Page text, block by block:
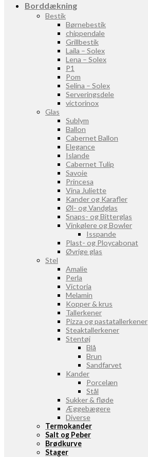
Borddækning
Bestik
Børnebestik
chippendale
Grillbestik
Laila – Solex
Lena – Solex
P1
Pom
Selina – Solex
Serveringsdele
victorinox
Glas
Sublym
Ballon
Cabernet Ballon
Elegance
Islande
Cabernet Tulip
Savoie
Princesa
Vina Juliette
Kander og Karafler
Øl- og Vandglas
Snaps- og Bitterglas
Vinkølere og Bowler
Isspande
Plast- og Ploycabonat
Øvrige glas
Stel
Amalie
Perla
Victoria
Melamin
Kopper & krus
Tallerkener
Pizza og pastatallerkener
Steaktallerkener
Stentøj
Blå
Brun
Sandfarvet
Kander
Porcelæn
Stål
Sukker & fløde
Æggebægere
Diverse
Termokander
Salt og Peber
Brødkurve
Stager